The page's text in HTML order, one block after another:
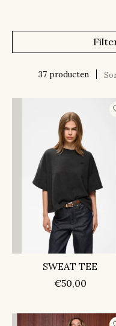
37 producten
SWEAT TEE
€50,00